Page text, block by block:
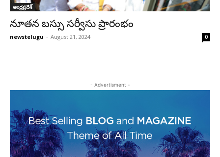
ఆంధ్రప్రదేశ్‌
నూతన బస్సు సర్వీసు ప్రారంభం
newstelugu - August 21, 2024 0
- Advertisment -